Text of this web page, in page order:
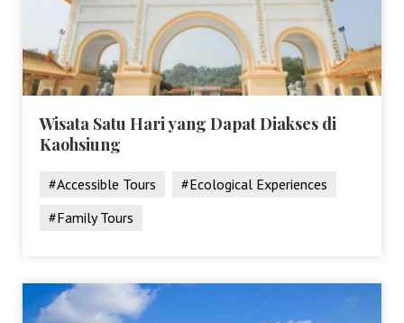
Wisata Satu Hari yang Dapat Diakses di
Kaohsiung
#Accessible Tours
#Ecological Experiences
#Family Tours